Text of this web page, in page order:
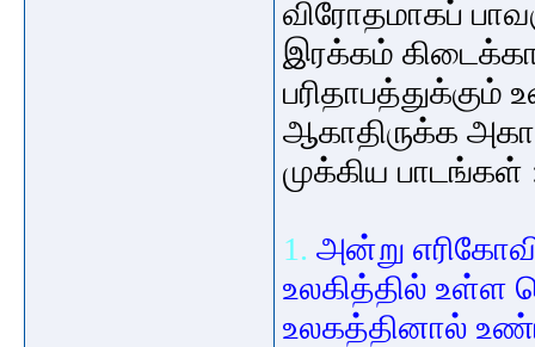
விரோதமாகப்
இரக்கம்
பரிதாபத்துக்கும்
ஆகாதிருக்க
முக்கிய பாடங்கள்
1. அன்று
உலகித்தில் உள்ள
உலகத்தினால்